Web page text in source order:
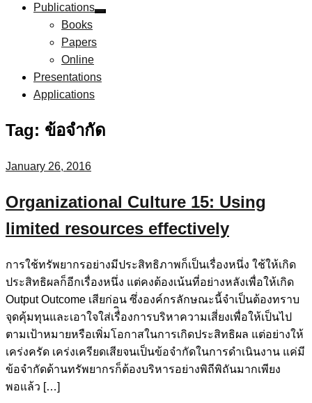
Publications
Books
Papers
Online
Presentations
Applications
Tag: ข้อจำกัด
January 26, 2016
Organizational Culture 15: Using
limited resources effectively
การใช้ทรัพยากรอย่างมีประสิทธิภาพก็เป็นเรื่องหนึ่ง ใช้ให้เกิด
ประสิทธิผลก็อีกเรื่องหนึ่ง แต่คงต้องเน้นที่อย่างหลังเพื่อให้เกิด
Output Outcome เสียก่อน ซึ่งองค์กรลักษณะนี้จำเป็นต้องทราบ
จุดคุ้มทุนและเอาใจใส่เรื่ิองการบริหาความเสี่ยงเพื่อให้เป็นไป
ตามเป้าหมายหรือเพิ่มโอกาสในการเกิดประสิทธิผล แต่อย่างให้
เคร่งครัด เคร่งเครียดเสียจนเป็นข้อจำกัดในการดำเนินงาน แค่มี
ข้อจำกัดด้านทรัพยากรก็ต้องบริหารอย่างพิถีพิถันมากเพียง
พอแล้ว […]